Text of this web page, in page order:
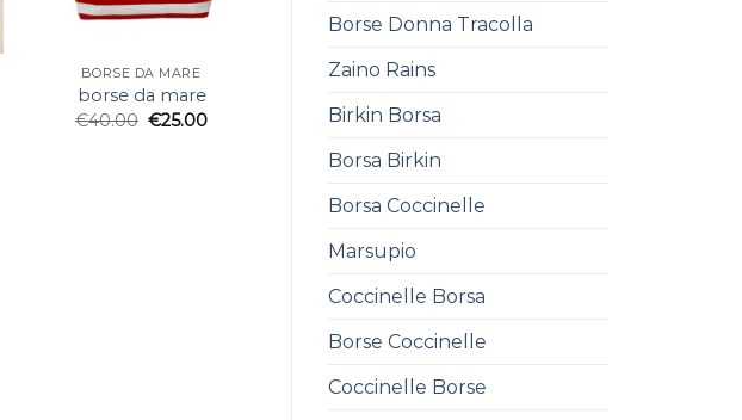
Borse Donna Tracolla
Zaino Rains
Birkin Borsa
Borsa Birkin
Borsa Coccinelle
Marsupio
Coccinelle Borsa
Borse Coccinelle
Coccinelle Borse
BORSE DA MARE
borse da mare
€40.00 €25.00